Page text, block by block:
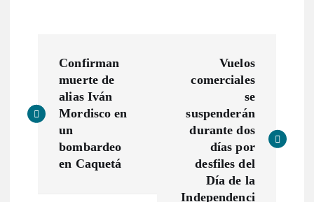
v
Confirman
muerte de
alias Iván
Mordisco en
un
bombardeo
en Caquetá
Vuelos
comerciales
se
suspenderán
durante dos
días por
desfiles del
Día de la
Independenci